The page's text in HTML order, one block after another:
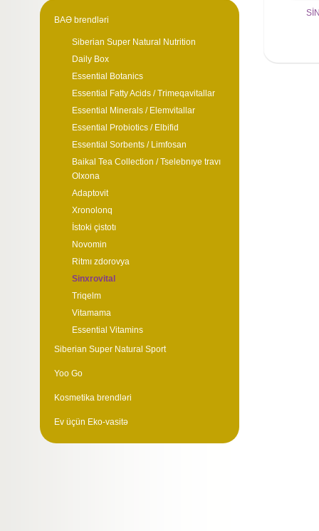
BAƏ brendləri
Siberian Super Natural Nutrition
Daily Box
Essential Botanics
Essential Fatty Acids / Trimeqavitallar
Essential Minerals / Elemvitallar
Essential Probiotics / Elbifid
Essential Sorbents / Limfosan
Baikal Tea Collection / Tselebnıye travı
Olxona
Adaptovit
Xronolonq
İstoki çistotı
Novomin
Ritmı zdorovya
Sinxrovital
Triqelm
Vitamama
Essential Vitamins
Siberian Super Natural Sport
Yoo Go
Kosmetika brendləri
Ev üçün Eko-vasitə